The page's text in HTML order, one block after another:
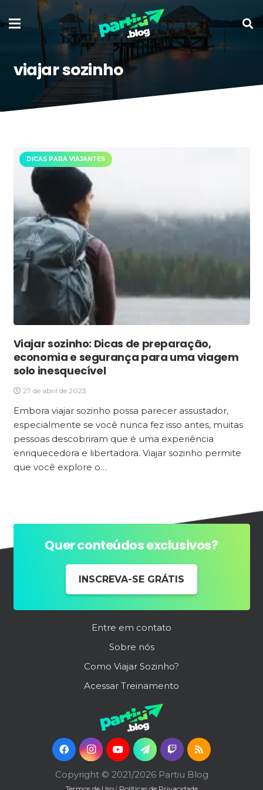
viajar sozinho
DICAS PARA VIAJANTES
Viajar sozinho: Dicas de preparação,
economia e segurança para uma viagem
solo inesquecível
27 de abril de 2023
Embora viajar sozinho possa parecer assustador,
especialmente se você nunca fez isso antes, muitas
pessoas descobriram que é uma experiência
enriquecedora e libertadora. Viajar sozinho permite
que você explore o…
Quer conteúdos exclusivos?
INSCREVA-SE GRÁTIS
Entre em contato
Sobre nós
Como Viajar Sozinho?
Acessar Treinamento
Copyright © 2021/2026 Partiu Blog